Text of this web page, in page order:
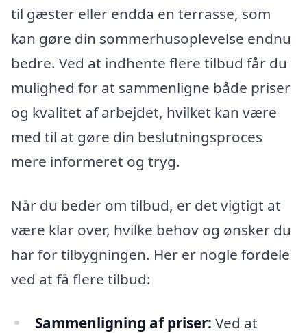
til gæster eller endda en terrasse, som
kan gøre din sommerhusoplevelse endnu
bedre. Ved at indhente flere tilbud får du
mulighed for at sammenligne både priser
og kvalitet af arbejdet, hvilket kan være
med til at gøre din beslutningsproces
mere informeret og tryg.
Når du beder om tilbud, er det vigtigt at
være klar over, hvilke behov og ønsker du
har for tilbygningen. Her er nogle fordele
ved at få flere tilbud:
Sammenligning af priser: Ved at